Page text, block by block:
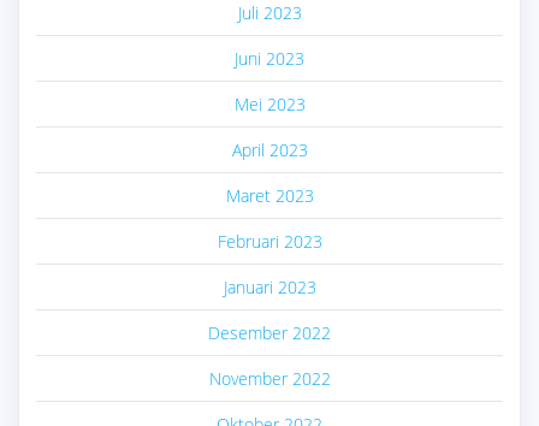
Juli 2023
Juni 2023
Mei 2023
April 2023
Maret 2023
Februari 2023
Januari 2023
Desember 2022
November 2022